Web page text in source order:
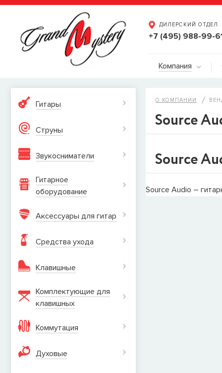
ДИЛЕРСКИЙ ОТДЕЛ
+7 (495) 988-99-
Компания
Гитары
Струны
Звукосниматели
Гитарное
оборудование
Аксессуары для гитар
Средства ухода
Клавишные
Комплектующие для
клавишных
Коммутация
Духовые
О КОМПАНИИ
Source
Source
Source Audio –